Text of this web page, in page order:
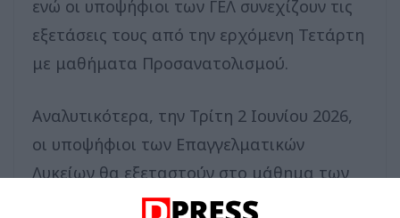
ενώ οι υποψήφιοι των ΓΕΛ συνεχίζουν τις
εξετάσεις τους από την ερχόμενη Τετάρτη
με μαθήματα Προσανατολισμού.
Αναλυτικότερα, την Τρίτη 2 Ιουνίου 2026,
οι υποψήφιοι των Επαγγελματικών
Λυκείων θα εξεταστούν στο μάθημα των
Μαθηματικών (Άλγεβρα), το οποίο είναι